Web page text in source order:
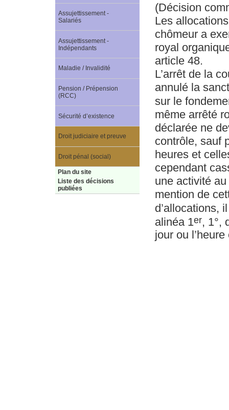
(Décision
Les
chômeur a
royal
article 48.
L’arrêt de la
annulé la
sur le
même arrêté
déclarée ne
contrôle, sauf
heures et
cependant
une activité
mention de
d’allocations,
alinéa 1er, 1°,
jour ou
Assujettissement -
Salariés
Assujettissement -
Indépendants
Maladie / Invalidité
Pension / Prépension
(RCC)
Sécurité d’existence
Droit judiciaire et preuve
Droit pénal (social)
Plan du site
Liste des décisions
publiées